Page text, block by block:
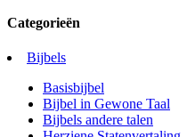
Categorieën
Bijbels
Basisbijbel
Bijbel in Gewone Taal
Bijbels andere talen